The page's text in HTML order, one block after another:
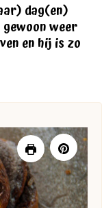
dag(en)
gewoon weer
en hij is zo